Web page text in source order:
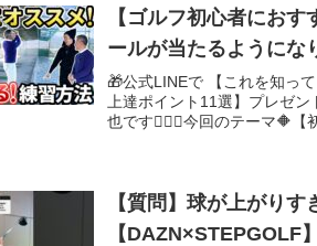
【ゴルフ初心者にお
ールが当たるようにな
🎁公式LINEで 【これを知っ
上達ポイント11選】プレゼ
也です🏌️‍♂️🔶今回のテーマ🔶【
【質問】球が上がり
【DAZN×STEPGOLF